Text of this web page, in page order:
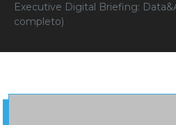
Executive Digital Briefing:
completo)